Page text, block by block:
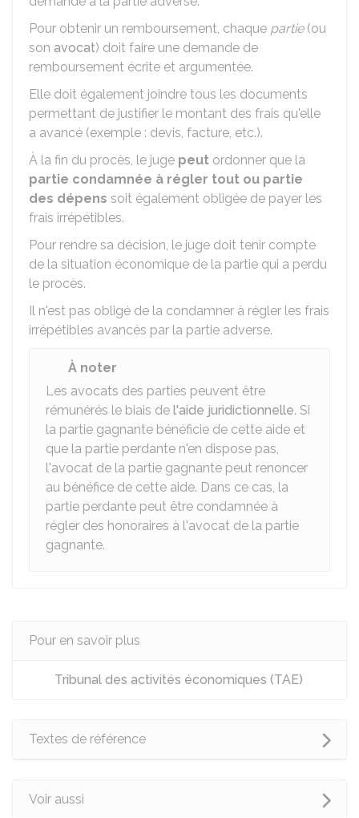
Pour obtenir un remboursement, chaque partie(ou
son avocat) doit faire une demande de
remboursement écrite et argumentée.
Elle doit également joindre tous les documents
permettant de justifier le montant des frais qu'elle
a avancé (exemple : devis, facture, etc.).
À la fin du procès, le juge peut ordonner que la
partie condamnée à régler tout ou partie
des dépens soit également obligée de payer les
frais irrépétibles.
Pour rendre sa décision, le juge doit tenir compte
de la situation économique de la partie qui a perdu
le procès.
Il n'est pas obligé de la condamner à régler les frais
irrépétibles avancés par la partie adverse.
À noter
Les avocats des parties peuvent être
rémunérés le biais de l'aide juridictionnelle. Si
la partie gagnante bénéficie de cette aide et
que la partie perdante n'en dispose pas,
l'avocat de la partie gagnante peut renoncer
au bénéfice de cette aide. Dans ce cas, la
partie perdante peut être condamnée à
régler des honoraires à l'avocat de la partie
gagnante.
Pour en savoir plus
Tribunal des activités économiques (TAE)
Textes de référence
Voir aussi